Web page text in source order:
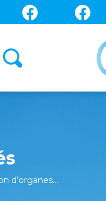
d’organes…